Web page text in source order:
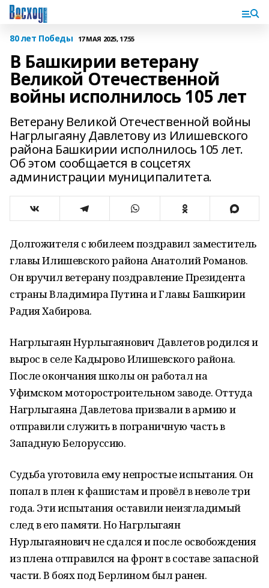
80 лет Победы 17 МАЯ 2025, 17:55
В Башкирии ветерану
Великой Отечественной
войны исполнилось 105 лет
Ветерану Великой Отечественной войны
Нагрлыгаяну Давлетову из Илишевского
района Башкирии исполнилось 105 лет.
Об этом сообщается в соцсетях
администрации муниципалитета.
Долгожителя с юбилеем поздравил заместитель
главы Илишевского района Анатолий Романов.
Он вручил ветерану поздравление Президента
страны Владимира Путина и Главы Башкирии
Радия Хабирова.
Нагрлыгаян Нурлыгаянович Давлетов родился и
вырос в селе Кадырово Илишевского района.
После окончания школы он работал на
Уфимском моторостроительном заводе. Оттуда
Нагрлыгаяна Давлетова призвали в армию и
отправили служить в пограничную часть в
Западную Белоруссию.
Судьба уготовила ему непростые испытания. Он
попал в плен к фашистам и провёл в неволе три
года. Эти испытания оставили неизгладимый
след в его памяти. Но Нагрлыгаян
Нурлыгаянович не сдался и после освобождения
из плена отправился на фронт в составе запасной
части. В боях под Берлином был ранен.